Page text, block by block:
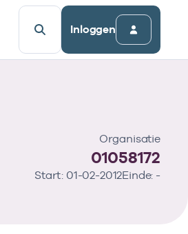
Inloggen
Organisatie
01058172
Start: 01-02-2012Einde: -